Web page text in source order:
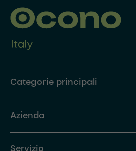
Categorie principali
Azienda
Servizio